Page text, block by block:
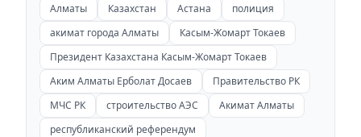
Алматы Казахстан Астана
полиция
акимат города Алматы
Касым-Жомарт Токаев
Президент Казахстана Касым-Жомарт Токаев
Аким Алматы Ерболат Досаев
Правительство РК
МЧС РК
строительство АЭС
Акимат Алматы
республиканский референдум